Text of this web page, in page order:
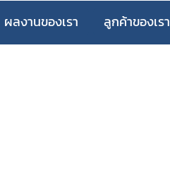
ผลงานของเรา ลูกค้าของเรา